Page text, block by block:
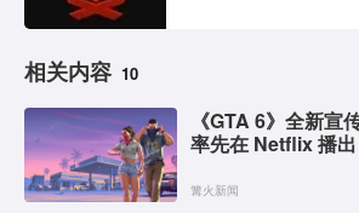
相关内容 10
《GTA 6》全新宣
率先在 Netflix 播出
篝火新闻